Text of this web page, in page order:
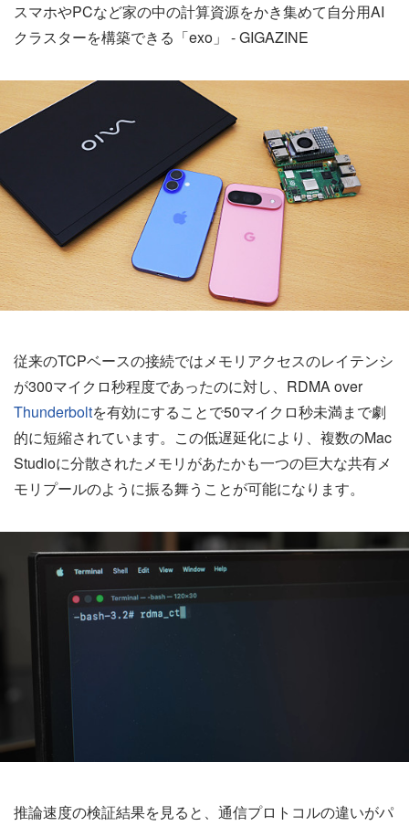
スマホやPCなど家の中の計算資源をかき集めて自分用AI
クラスターを構築できる「exo」 - GIGAZINE
従来のTCPベースの接続ではメモリアクセスのレイテンシ
が300マイクロ秒程度であったのに対し、RDMA over
Thunderboltを有効にすることで50マイクロ秒未満まで劇
的に短縮されています。この低遅延化により、複数のMac
Studioに分散されたメモリがあたかも一つの巨大な共有メ
モリプールのように振る舞うことが可能になります。
推論速度の検証結果を見ると、通信プロトコルの違いがパ